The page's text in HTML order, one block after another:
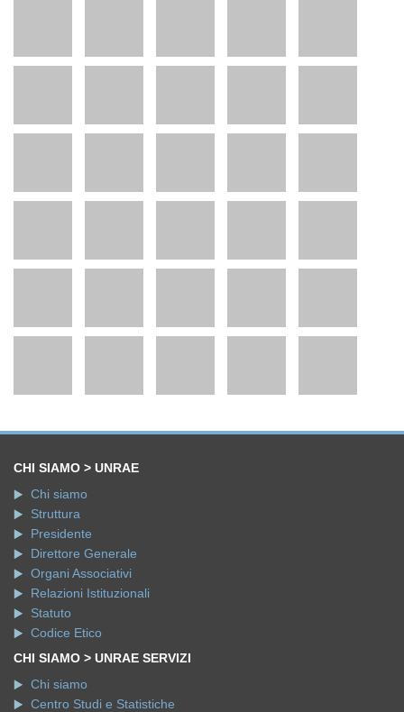
CHI SIAMO > UNRAE
Chi siamo
Struttura
Presidente
Direttore Generale
Organi Associativi
Relazioni Istituzionali
Statuto
Codice Etico
CHI SIAMO > UNRAE SERVIZI
Chi siamo
Centro Studi e Statistiche